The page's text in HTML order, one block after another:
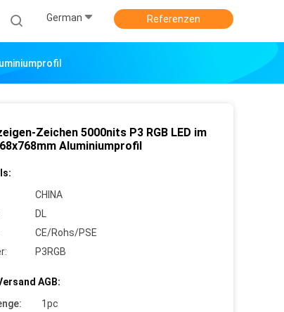
German Referenzen
Zeichen 5000nits P3 RGB LED im
Aluminiumprofil
CHINA
DL
CE/Rohs/PSE
P3RGB
AGB:
1pc